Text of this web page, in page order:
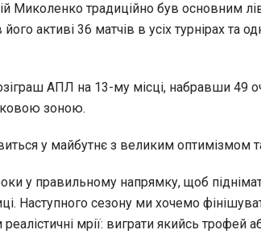
Миколенко традиційно був основним
активі 36 матчів в усіх турнірах та
АПЛ на 13-му місці, набравши 49
зоною.
у майбутнє з великим оптимізмом
у правильному напрямку, щоб
Наступного сезону ми хочемо
мрії: виграти якийсь трофей